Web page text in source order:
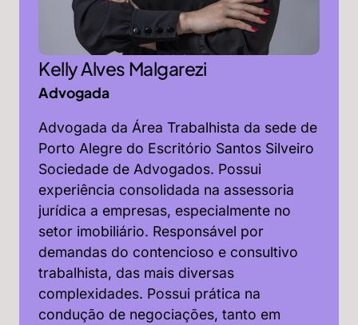
Kelly Alves Malgarezi
Advogada
Advogada da Área Trabalhista da sede de
Porto Alegre do Escritório Santos Silveiro
Sociedade de Advogados. Possui
experiência consolidada na assessoria
jurídica a empresas, especialmente no
setor imobiliário. Responsável por
demandas do contencioso e consultivo
trabalhista, das mais diversas
complexidades. Possui prática na
condução de negociações, tanto em